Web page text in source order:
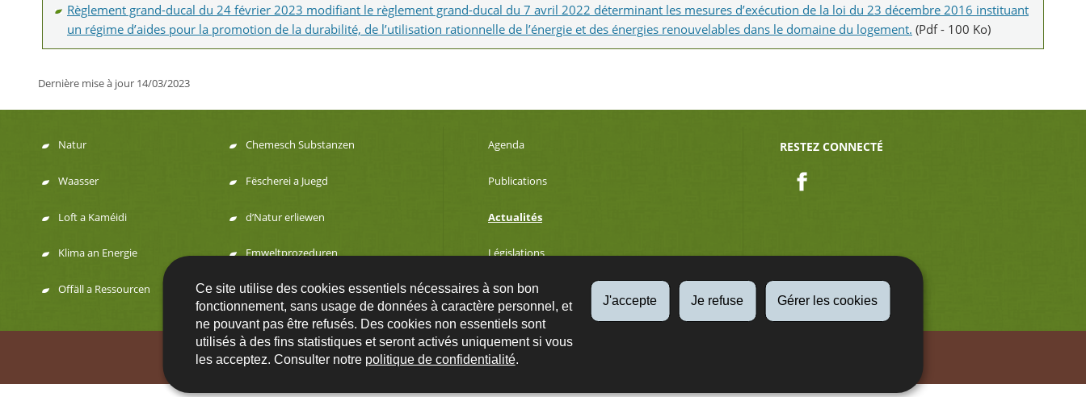
Ce site utilise des cookies essentiels nécessaires à son bon
fonctionnement, sans usage de données à caractère personnel, et
ne pouvant pas être refusés. Des cookies non essentiels sont
utilisés à des fins statistiques et seront activés uniquement si vous
les acceptez. Consulter notre politique de confidentialité.
J'accepte Je refuse Gérer les cookies
Règlement grand-ducal du 24 février 2023 modifiant le règlement grand-ducal du 7 avril 2022 déterminant les mesures d’exécution de la loi du 23 décembre 2016 instituant
un régime d’aides pour la promotion de la durabilité, de l’utilisation rationnelle de l’énergie et des énergies renouvelables dans le domaine du logement. (Pdf - 100 Ko)
Dernière mise à jour 14/03/2023
Menu
de
navigation
Natur
Waasser
Loft a Kaméidi
Klima an Energie
Offäll a Ressourcen
Chemesch Substanzen
Fëscherei a Juegd
d’Natur erliewen
Emweltprozeduren
Agenda
Publications
Actualités
Législations
Développement durable
RESTEZ CONNECTÉ
Contact FAQs Plan du site A propos